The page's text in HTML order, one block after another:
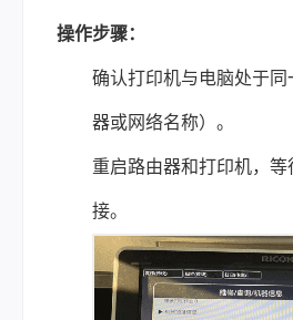
操作步骤：
确认打印机与电脑处于
器或网络名称）。
重启路由器和打印机，
接。